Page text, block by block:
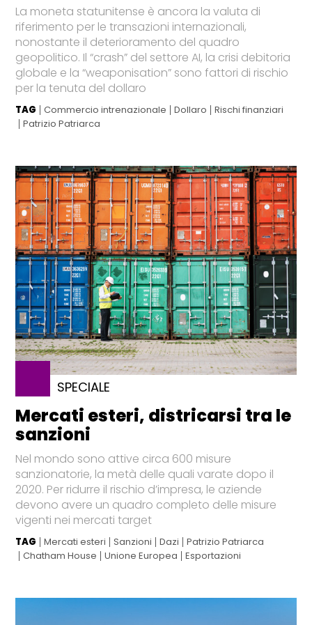
La moneta statunitense è ancora la valuta di
riferimento per le transazioni internazionali,
nonostante il deterioramento del quadro
geopolitico. Il “crash” del settore AI, la crisi debitoria
globale e la “weaponisation” sono fattori di rischio
per la tenuta del dollaro
TAG Commercio intrenazionale Dollaro
Rischi finanziari
Patrizio Patriarca
SPECIALE
Mercati esteri, districarsi tra le
sanzioni
Nel mondo sono attive circa 600 misure
sanzionatorie, la metà delle quali varate dopo il
2020. Per ridurre il rischio d’impresa, le aziende
devono avere un quadro completo delle misure
vigenti nei mercati target
TAG Mercati esteri Sanzioni Dazi
Patrizio Patriarca
Chatham House
Unione Europea Esportazioni